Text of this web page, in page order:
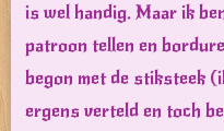
is wel handig. Maar ik
patroon tellen en
begon met de stiksteek
ergens verteld en toch